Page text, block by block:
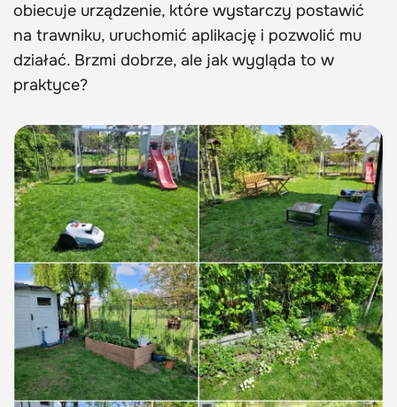
obiecuje urządzenie, które wystarczy postawić
na trawniku, uruchomić aplikację i pozwolić mu
działać. Brzmi dobrze, ale jak wygląda to w
praktyce?